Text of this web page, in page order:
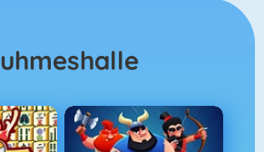
Ruhmeshalle